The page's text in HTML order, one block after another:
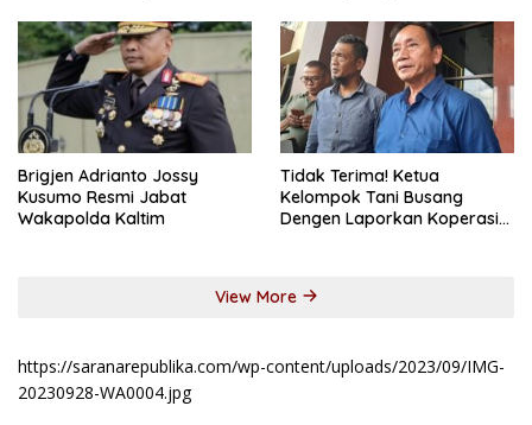
Brigjen Adrianto Jossy
Kusumo Resmi Jabat
Wakapolda Kaltim
Tidak Terima! Ketua
Kelompok Tani Busang
Dengen Laporkan Koperasi
View More
https://saranarepublika.com/wp-content/uploads/2023/09/IMG-
20230928-WA0004.jpg